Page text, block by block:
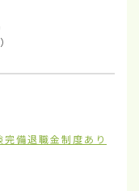
完備退職金制度あり